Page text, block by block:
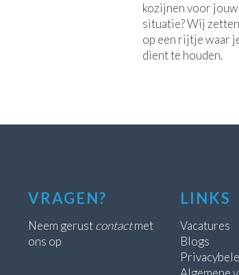
kozijnen voor
situatie? Wij
op een rijtje waar
dient te houden.
VRAGEN?
Neem gerustcontactmet
ons op
LINKS
Vacatures
Blogs